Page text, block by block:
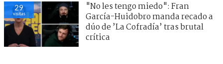
29
visitas
"No les tengo miedo": Fran
García-Huidobro manda recado a
dúo de ’La Cofradía’ tras brutal
crítica